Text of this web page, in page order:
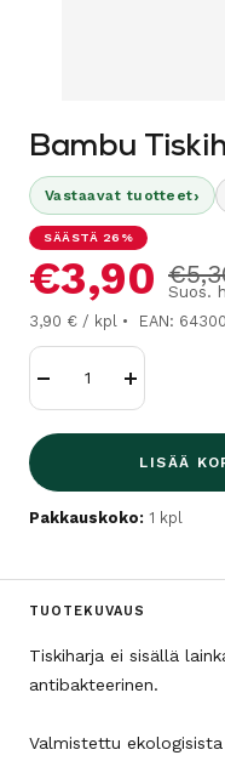
Bambu
Vastaavat tuotteet›
SÄÄSTÄ 26%
€3,90 Suos.
3,90 € / kpl EAN:
Lisää
LISÄÄ
Pakkauskoko: 1 kpl
TUOTEKUVAUS
Tiskiharja ei sisällä
antibakteerinen.
Valmistettu